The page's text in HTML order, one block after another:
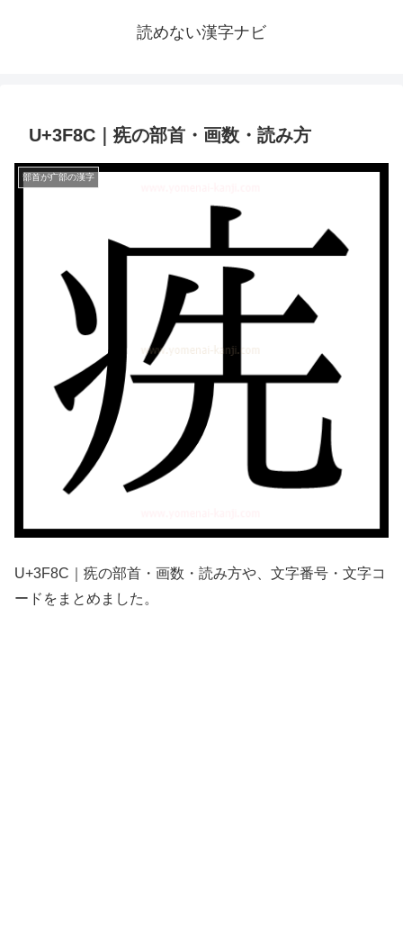
読めない漢字ナビ
U+3F8C｜㾌の部首・画数・読み方
部首が疒部の漢字
U+3F8C｜㾌の部首・画数・読み方や、文字番号・文字コ
ードをまとめました。